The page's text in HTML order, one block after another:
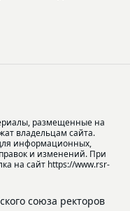
размещенные на
владельцам сайта.
информационных,
и изменений. При
на сайт https://www.rsr-
союза ректоров